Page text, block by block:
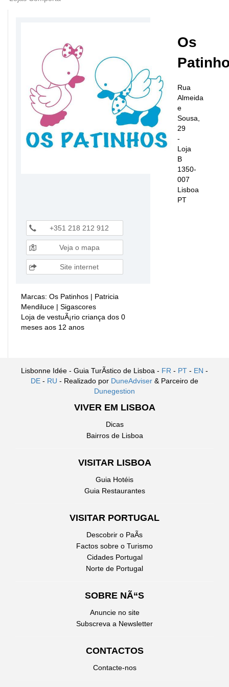
Os
Rua
Almeida
e
Sousa,
29
-
Loja
B
1350-
007
Lisboa
PT
+351 218 212 912
Veja o mapa
Site internet
Marcas: Os Patinhos | Patricia
Mendiluce | Sigascores
Loja de vestuÃ¡rio criança dos 0
meses aos 12 anos
Lisbonne Idée - Guia TurÃ­stico de Lisboa - FR - PT - EN -
DE - RU - Realizado por DuneAdviser & Parceiro de
Dunegestion
VIVER EM LISBOA
Dicas
Bairros de Lisboa
VISITAR LISBOA
Guia Hotéis
Guia Restaurantes
VISITAR PORTUGAL
Descobrir o PaÃ­s
Factos sobre o Turismo
Cidades Portugal
Norte de Portugal
SOBRE NÃ“S
Anuncie no site
Subscreva a Newsletter
CONTACTOS
Contacte-nos